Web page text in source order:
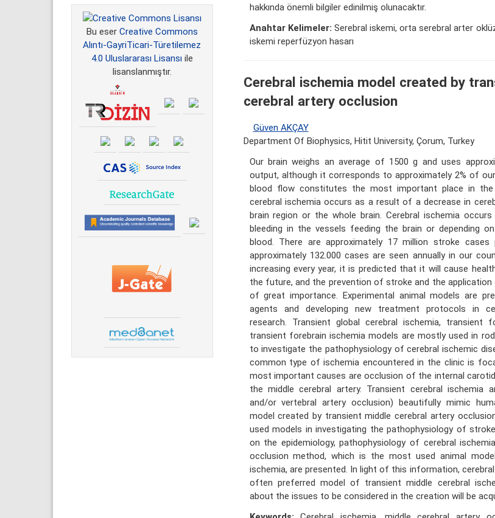
Bu eser Creative Commons
Alıntı-GayriTicari-Türetilemez
4.0 Uluslararası Lisansı ile
lisanslanmıştır.
hakkında önemli bilgiler edinilmiş olunacaktır.
Anahtar Kelimeler: Serebral iskemi, orta serebral arter
iskemi reperfüzyon hasarı
Cerebral ischemia model created by
cerebral artery occlusion
Güven AKÇAY
Department Of Biophysics, Hitit University, Çorum, Turkey
Our brain weighs an average of 1500 g and uses
output, although it corresponds to approximately 2% of
blood flow constitutes the most important place in
cerebral ischemia occurs as a result of a decrease in
brain region or the whole brain. Cerebral ischemia
bleeding in the vessels feeding the brain or depending
blood. There are approximately 17 million stroke
approximately 132.000 cases are seen annually in our
increasing every year, it is predicted that it will cause
the future, and the prevention of stroke and the
of great importance. Experimental animal models are
agents and developing new treatment protocols in
research. Transient global cerebral ischemia, transient
transient forebrain ischemia models are mostly used in
to investigate the pathophysiology of cerebral ischemic
common type of ischemia encountered in the clinic is
most important causes are occlusion of the internal
the middle cerebral artery. Transient cerebral ischemia
and/or vertebral artery occlusion) beautifully mimic
model created by transient middle cerebral artery
used models in investigating the pathophysiology of
on the epidemiology, pathophysiology of cerebral
occlusion method, which is the most used animal
ischemia, are presented. In light of this information,
often preferred model of transient middle cerebral
about the issues to be considered in the creation will be